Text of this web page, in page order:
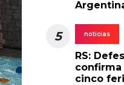
5 noticias
RS:
cinco